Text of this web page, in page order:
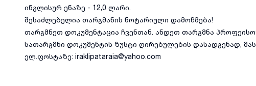
ინგლისურ ენაზე - 12,0 ლარი.
შესაძლებელია თარგმანის ნოტარიული დამოწმება!
თარგმნეთ დოკუმენტაცია ჩვენთან. ანდეთ თარგმნა
სათარგმნი დოკუმენტის ზუსტი ღირებულების დასადგენად,
ელ.ფოსტაზე: iraklipataraia@yahoo.com